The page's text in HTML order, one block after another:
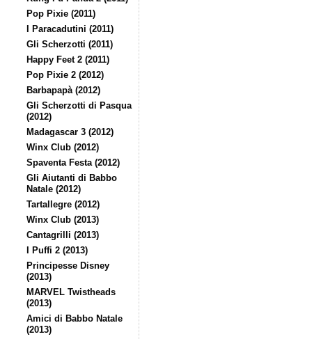
Pop Pixie (2011)
I Paracadutini (2011)
Gli Scherzotti (2011)
Happy Feet 2 (2011)
Pop Pixie 2 (2012)
Barbapapà (2012)
Gli Scherzotti di Pasqua
(2012)
Madagascar 3 (2012)
Winx Club (2012)
Spaventa Festa (2012)
Gli Aiutanti di Babbo
Natale (2012)
Tartallegre (2012)
Winx Club (2013)
Cantagrilli (2013)
I Puffi 2 (2013)
Principesse Disney
(2013)
MARVEL Twistheads
(2013)
Amici di Babbo Natale
(2013)